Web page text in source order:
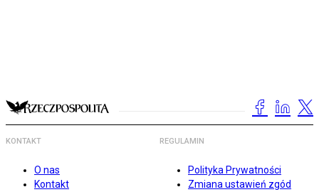
KONTAKT
O nas
Kontakt
REGULAMIN
Polityka Prywatności
Zmiana ustawień zgód